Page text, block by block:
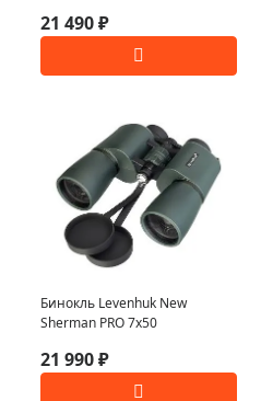
21 490 ₽
Бинокль Levenhuk New
Sherman PRO 7x50
21 990 ₽